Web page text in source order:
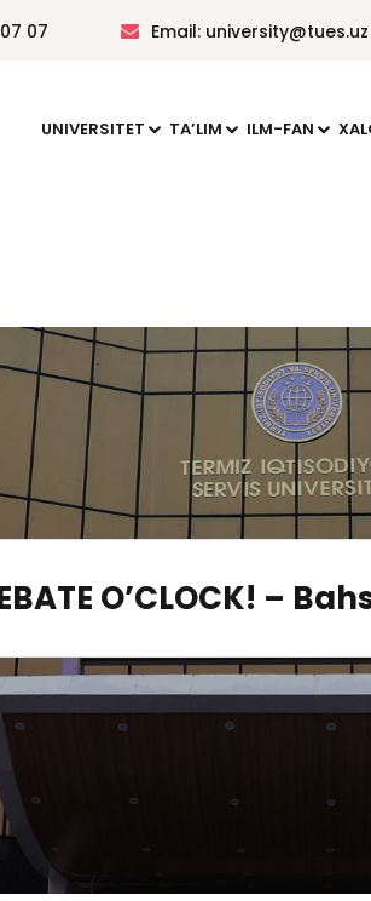
07 Email: university@tues.uz
UNIVERSITET TAʼLIM ILM-FAN
O’CLOCK! –